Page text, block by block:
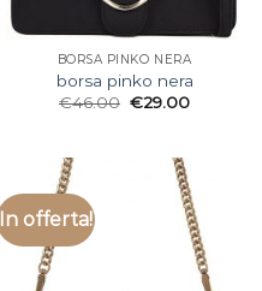
BORSA PINKO NERA
borsa pinko nera
€46.00 €29.00
In offerta!